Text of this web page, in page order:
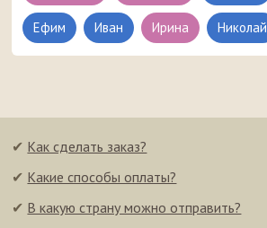
Ефим Иван Ирина Николай
✔ Как сделать заказ?
✔ Какие способы оплаты?
✔ В какую страну можно отправить?